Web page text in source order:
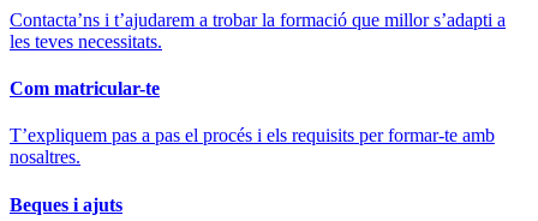
Contacta’ns i t’ajudarem a trobar la formació que millor s’adapti a
les teves necessitats.
Com matricular-te
T’expliquem pas a pas el procés i els requisits per formar-te amb
nosaltres.
Beques i ajuts